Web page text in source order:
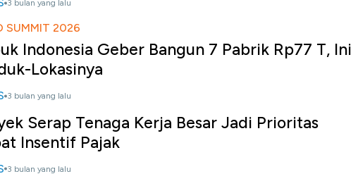
3 bulan yang lalu
SUMMIT 2026
Indonesia Geber Bangun 7 Pabrik Rp77 T, Ini
Lokasinya
3 bulan yang lalu
Serap Tenaga Kerja Besar Jadi Prioritas
Insentif Pajak
3 bulan yang lalu